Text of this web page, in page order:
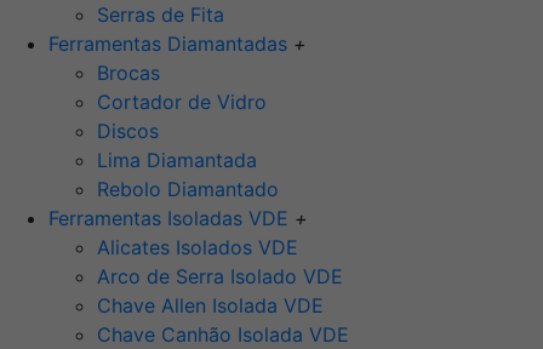
Serras de Fita
Ferramentas Diamantadas +
Brocas
Cortador de Vidro
Discos
Lima Diamantada
Rebolo Diamantado
Ferramentas Isoladas VDE +
Alicates Isolados VDE
Arco de Serra Isolado VDE
Chave Allen Isolada VDE
Chave Canhão Isolada VDE